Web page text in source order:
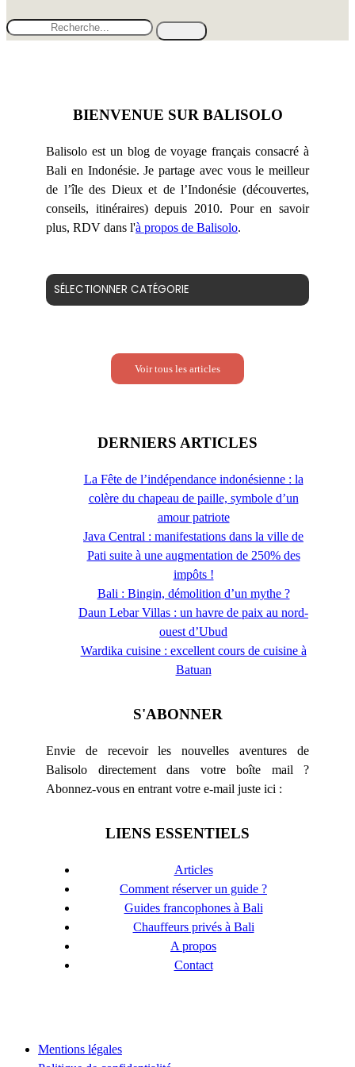
BIENVENUE SUR BALISOLO
Balisolo est un blog de voyage français consacré à
Bali en Indonésie. Je partage avec vous le meilleur
de l’île des Dieux et de l’Indonésie (découvertes,
conseils, itinéraires) depuis 2010. Pour en savoir
plus, RDV dans l'à propos de Balisolo.
Voir tous les articles
DERNIERS ARTICLES
La Fête de l’indépendance indonésienne : la
colère du chapeau de paille, symbole d’un
amour patriote
Java Central : manifestations dans la ville de
Pati suite à une augmentation de 250% des
impôts !
Bali : Bingin, démolition d’un mythe ?
Daun Lebar Villas : un havre de paix au nord-
ouest d’Ubud
Wardika cuisine : excellent cours de cuisine à
Batuan
S'ABONNER
Envie de recevoir les nouvelles aventures de
Balisolo directement dans votre boîte mail ?
Abonnez-vous en entrant votre e-mail juste ici :
LIENS ESSENTIELS
Articles
Comment réserver un guide ?
Guides francophones à Bali
Chauffeurs privés à Bali
A propos
Contact
Mentions légales